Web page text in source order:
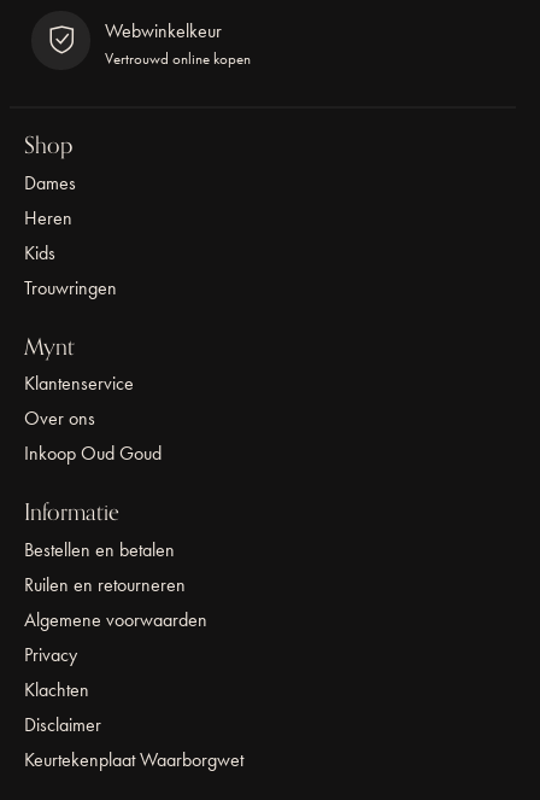
Webwinkelkeur
Vertrouwd online kopen
Shop
Dames
Heren
Kids
Trouwringen
Mynt
Klantenservice
Over ons
Inkoop Oud Goud
Informatie
Bestellen en betalen
Ruilen en retourneren
Algemene voorwaarden
Privacy
Klachten
Disclaimer
Keurtekenplaat Waarborgwet